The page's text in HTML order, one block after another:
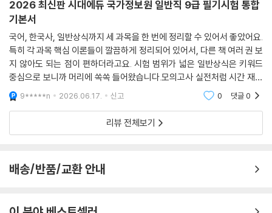
2026 최신판 시대에듀 국가정보원 일반직 9급 필기시험 통합
기본서
국어, 한국사, 일반상식까지 세 과목을 한 번에 정리할 수 있어서 좋았어요.
특히 각 과목 핵심 이론들이 깔끔하게 정리되어 있어서, 다른 책 여러 권 보
지 않아도 되는 점이 편하더라고요. 시험 범위가 넓은 일반상식은 키워드
중심으로 보니까 머리에 쏙쏙 들어왔습니다.모의고사 실전처럼 시간 재고
풀어본 게 큰 도움이 됐어요. 반복해서 풀수록 유형이 눈에 익고 속도도 붙
는 걸 느
9*****n 2026.06.17. 신고 0 댓글0
리뷰 전체보기
배송/반품/교환 안내